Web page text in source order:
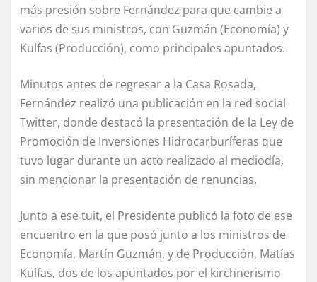
más presión sobre Fernández para que cambie a
varios de sus ministros, con Guzmán (Economía) y
Kulfas (Producción), como principales apuntados.
Minutos antes de regresar a la Casa Rosada,
Fernández realizó una publicación en la red social
Twitter, donde destacó la presentación de la Ley de
Promoción de Inversiones Hidrocarburíferas que
tuvo lugar durante un acto realizado al mediodía,
sin mencionar la presentación de renuncias.
Junto a ese tuit, el Presidente publicó la foto de ese
encuentro en la que posó junto a los ministros de
Economía, Martín Guzmán, y de Producción, Matías
Kulfas, dos de los apuntados por el kirchnerismo